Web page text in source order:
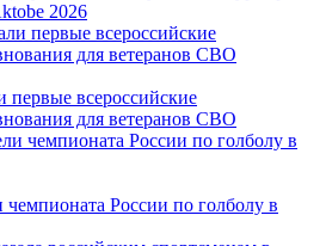
2026
первые всероссийские
для ветеранов СВО
России по голболу в